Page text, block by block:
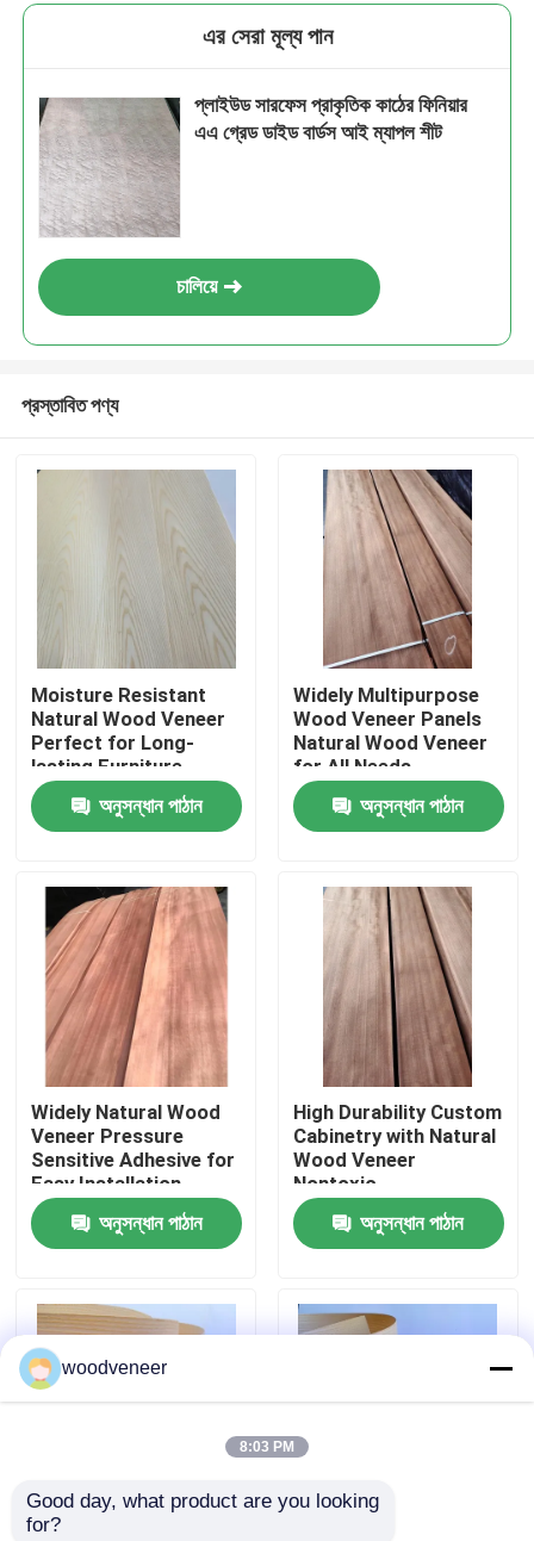
পণ্য
আমাদের সম্পর্কে
কারখানা ভ্রমণ
মান নিয়ন্ত্রণ
যোগাযোগ করুন
উদ্ধৃতির জন্য আবেদন
প্রাকৃতিক কাঠ ব্যহ্যাবরণ
কাঠের মেঝে ব্যহ্যাবরণ
এর সেরা মূল্য পান
প্লাইউড সারফেস প্রাকৃতিক কাঠের ফিনিয়ার
এএ গ্রেড ডাইড বার্ডস আই ম্যাপল শীট
চালিয়ে
প্রস্তাবিত পণ্য
Moisture Resistant
Natural Wood Veneer
Perfect for Long-
lasting Furniture
অনুসন্ধান পাঠান
Widely Multipurpose
Wood Veneer Panels
Natural Wood Veneer
for All Needs
অনুসন্ধান পাঠান
Widely Natural Wood
Veneer Pressure
Sensitive Adhesive for
Easy Installation
অনুসন্ধান পাঠান
High Durability Custom
Cabinetry with Natural
Wood Veneer
Nontoxic
অনুসন্ধান পাঠান
Moisture Resistant
woodveneer
8:03 PM
Good day, what product are you looking
for?